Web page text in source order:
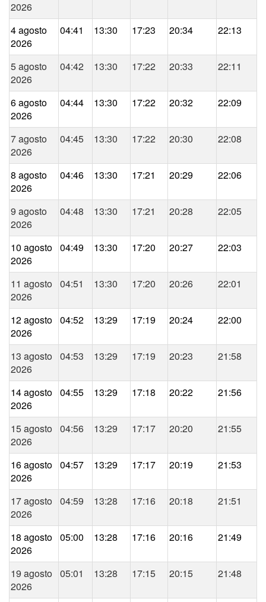
2026
4 agosto
2026
04:41 13:30 17:23 20:34 22:13
5 agosto
2026
04:42 13:30 17:22 20:33 22:11
6 agosto
2026
04:44 13:30 17:22 20:32 22:09
7 agosto
2026
04:45 13:30 17:22 20:30 22:08
8 agosto
2026
04:46 13:30 17:21 20:29 22:06
9 agosto
2026
04:48 13:30 17:21 20:28 22:05
10 agosto
2026
04:49 13:30 17:20 20:27 22:03
11 agosto
2026
04:51 13:30 17:20 20:26 22:01
12 agosto
2026
04:52 13:29 17:19 20:24 22:00
13 agosto
2026
04:53 13:29 17:19 20:23 21:58
14 agosto
2026
04:55 13:29 17:18 20:22 21:56
15 agosto
2026
04:56 13:29 17:17 20:20 21:55
16 agosto
2026
04:57 13:29 17:17 20:19 21:53
17 agosto
2026
04:59 13:28 17:16 20:18 21:51
18 agosto
2026
05:00 13:28 17:16 20:16 21:49
19 agosto
2026
05:01 13:28 17:15 20:15 21:48